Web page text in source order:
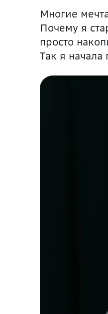
Многие
Почему я
просто
Так я начала